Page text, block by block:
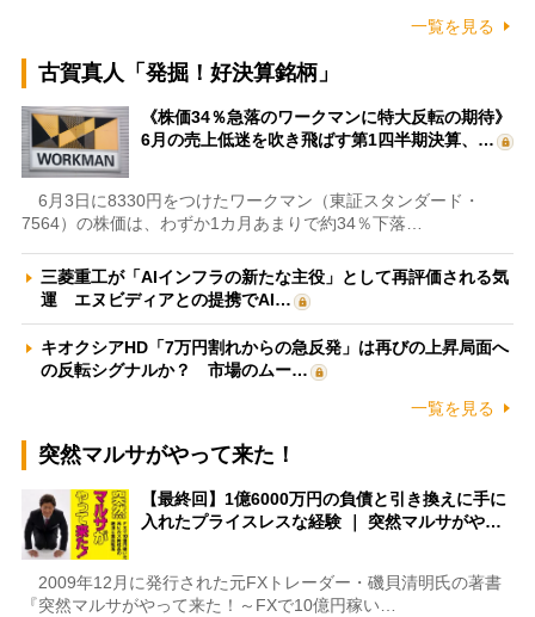
一覧を見る
古賀真人「発掘！好決算銘柄」
《株価34％急落のワークマンに特大反転の期待》
6月の売上低迷を吹き飛ばす第1四半期決算、…
6月3日に8330円をつけたワークマン（東証スタンダード・
7564）の株価は、わずか1カ月あまりで約34％下落…
三菱重工が「AIインフラの新たな主役」として再評価される気
運 エヌビディアとの提携でAI…
キオクシアHD「7万円割れからの急反発」は再びの上昇局面へ
の反転シグナルか？ 市場のムー…
一覧を見る
突然マルサがやって来た！
【最終回】1億6000万円の負債と引き換えに手に
入れたプライスレスな経験 ｜ 突然マルサがや…
2009年12月に発行された元FXトレーダー・磯貝清明氏の著書
『突然マルサがやって来た！～FXで10億円稼い…